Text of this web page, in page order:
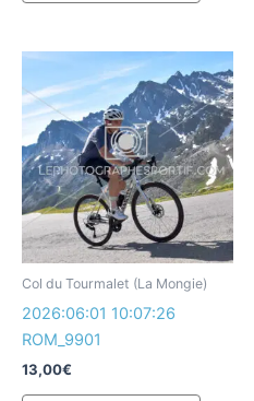
Col du Tourmalet (La Mongie)
2026:06:01 10:07:26
ROM_9901
13,00€